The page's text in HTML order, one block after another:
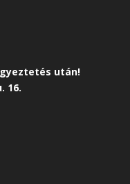
után!
16.